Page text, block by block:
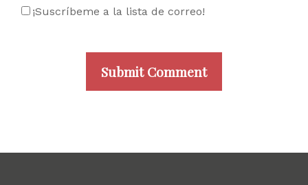
¡Suscríbeme a la lista de correo!